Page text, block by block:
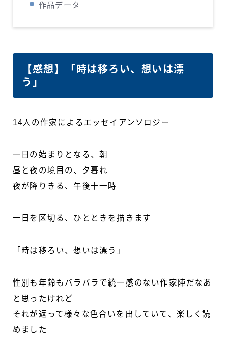
作品データ
【感想】「時は移ろい、想いは漂
う」
14人の作家によるエッセイアンソロジー
一日の始まりとなる、朝
昼と夜の境目の、夕暮れ
夜が降りきる、午後十一時
一日を区切る、ひとときを描きます
「時は移ろい、想いは漂う」
性別も年齢もバラバラで統一感のない作家陣だなあ
と思ったけれど
それが返って様々な色合いを出していて、楽しく読
めました